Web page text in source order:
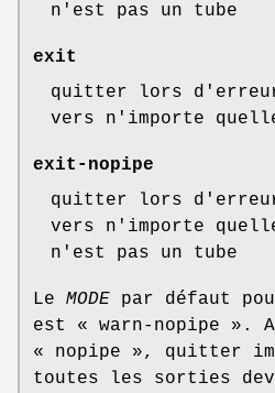
n'est pas un tube
exit
quitter lors
vers n'importe
exit-nopipe
quitter lors
vers n'importe
n'est pas un tube
Le MODE par défaut
est « warn-nopipe ».
« nopipe », quitter
toutes les sorties